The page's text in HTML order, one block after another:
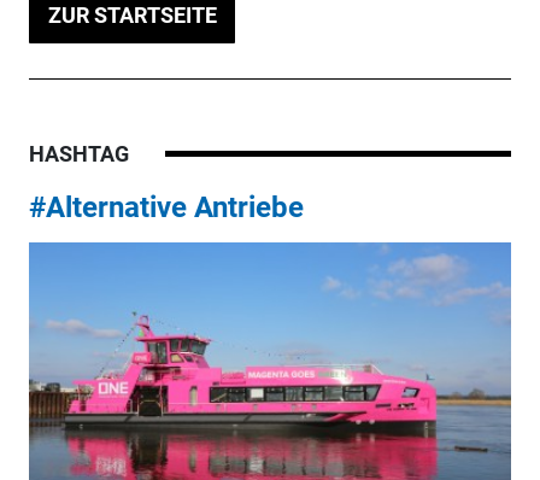
ZUR STARTSEITE
HASHTAG
#Alternative Antriebe